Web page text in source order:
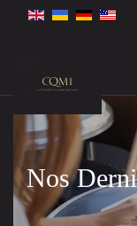
Nos